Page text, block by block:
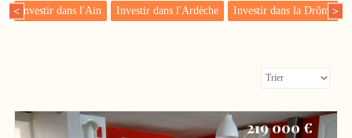
< Investir dans l'Ain Investir dans l'Ardèche Investir dans la Drôme>
219 000 €